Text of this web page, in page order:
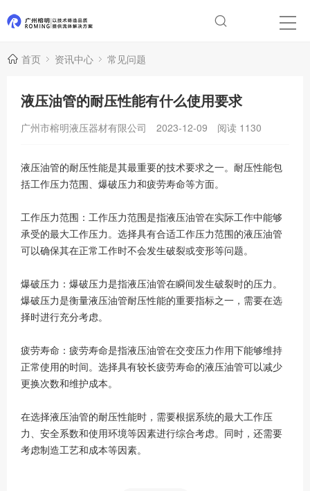
首页 资讯中心 常见问题
液压油管的耐压性能有什么使用要求
广州市榕明液压器材有限公司 2023-12-09 阅读 1130
液压油管的耐压性能是其最重要的技术要求之一。耐压性能包
括工作压力范围、爆破压力和疲劳寿命等方面。
工作压力范围：工作压力范围是指液压油管在实际工作中能够
承受的最大工作压力。选择具有合适工作压力范围的液压油管
可以确保其在正常工作时不会发生破裂或变形等问题。
爆破压力：爆破压力是指液压油管在瞬间发生破裂时的压力。
爆破压力是衡量液压油管耐压性能的重要指标之一，需要在选
择时进行充分考虑。
疲劳寿命：疲劳寿命是指液压油管在交变压力作用下能够维持
正常使用的时间。选择具有较长疲劳寿命的液压油管可以减少
更换次数和维护成本。
在选择液压油管的耐压性能时，需要根据系统的最大工作压
力、安全系数和使用环境等因素进行综合考虑。同时，还需要
考虑制造工艺和成本等因素。